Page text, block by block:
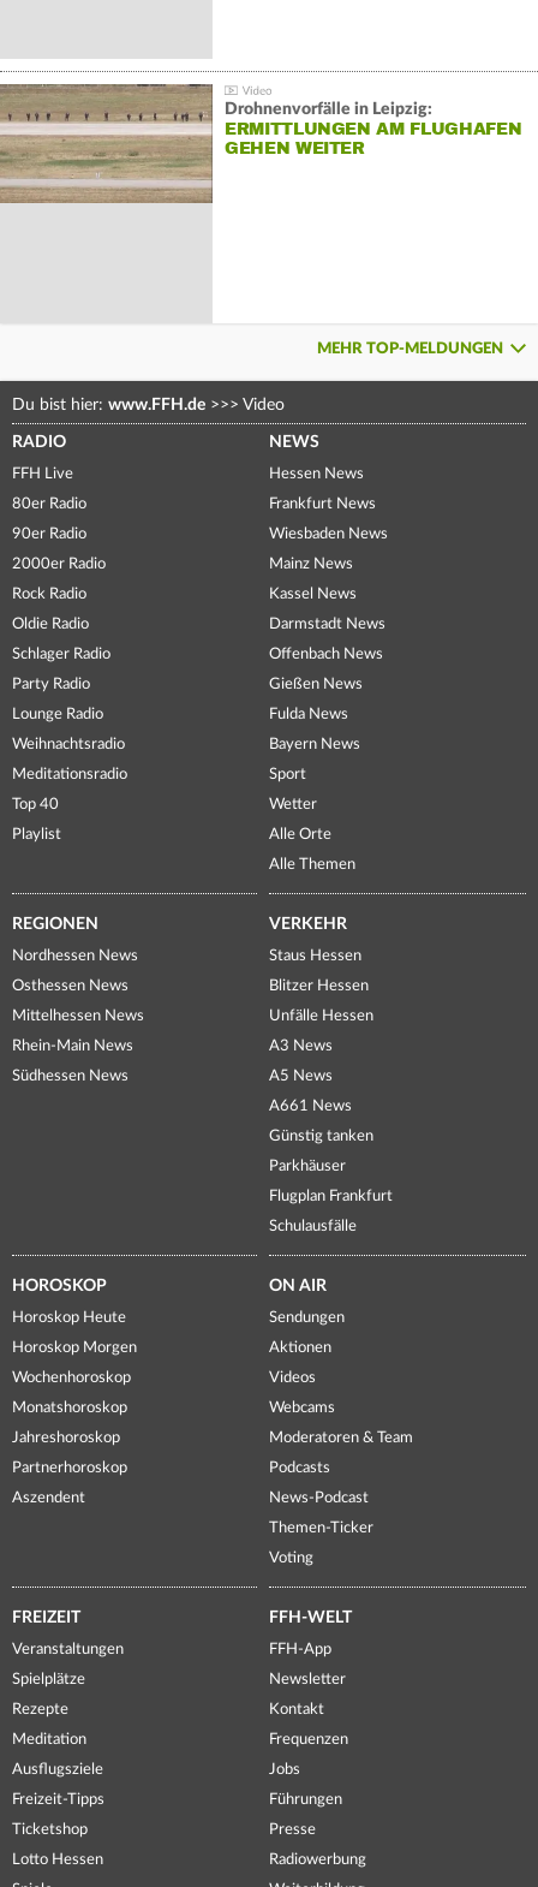
Drohnenvorfälle in Leipzig:
ERMITTLUNGEN AM FLUGHAFEN
GEHEN WEITER
MEHR TOP-MELDUNGEN
Du bist hier: www.FFH.de >>> Video
RADIO
FFH Live
80er Radio
90er Radio
2000er Radio
Rock Radio
Oldie Radio
Schlager Radio
Party Radio
Lounge Radio
Weihnachtsradio
Meditationsradio
Top 40
Playlist
NEWS
Hessen News
Frankfurt News
Wiesbaden News
Mainz News
Kassel News
Darmstadt News
Offenbach News
Gießen News
Fulda News
Bayern News
Sport
Wetter
Alle Orte
Alle Themen
REGIONEN
Nordhessen News
Osthessen News
Mittelhessen News
Rhein-Main News
Südhessen News
VERKEHR
Staus Hessen
Blitzer Hessen
Unfälle Hessen
A3 News
A5 News
A661 News
Günstig tanken
Parkhäuser
Flugplan Frankfurt
Schulausfälle
HOROSKOP
Horoskop Heute
Horoskop Morgen
Wochenhoroskop
Monatshoroskop
Jahreshoroskop
Partnerhoroskop
Aszendent
ON AIR
Sendungen
Aktionen
Videos
Webcams
Moderatoren & Team
Podcasts
News-Podcast
Themen-Ticker
Voting
FREIZEIT
Veranstaltungen
Spielplätze
Rezepte
Meditation
Ausflugsziele
Freizeit-Tipps
Ticketshop
Lotto Hessen
FFH-WELT
FFH-App
Newsletter
Kontakt
Frequenzen
Jobs
Führungen
Presse
Radiowerbung